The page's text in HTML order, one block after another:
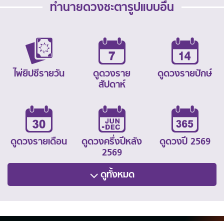
ทำนายดวงชะตารูปแบบอื่น
ไพ่ยิปซีรายวัน
ดูดวงราย
สัปดาห์
ดูดวงรายปักษ์
ดูดวงรายเดือน
ดูดวงครึ่งปีหลัง
2569
ดูดวงปี 2569
ดูทั้งหมด